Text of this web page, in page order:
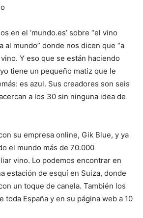
en el ‘mundo.es’ sobre “el vino
al mundo” donde nos dicen que “a
Y eso que se están haciendo
tiene un pequeño matiz que le
es azul. Sus creadores son seis
a los 30 sin ninguna idea de
su empresa online, Gik Blue, y ya
el mundo más de 70.000
vino. Lo podemos encontrar en
estación de esquí en Suiza, donde
un toque de canela. También los
toda España y en su página web a 10